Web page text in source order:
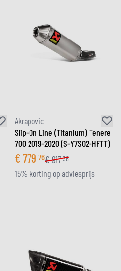
Akrapovic
Slip-On Line (Titanium) Tenere
700 2019-2020 (S-Y7SO2-HFTT)
€779 76€917 36
15% korting op adviesprijs